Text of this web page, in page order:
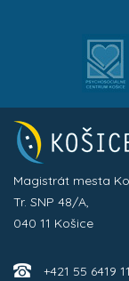
Magistrát mesta
Tr. SNP 48/A,
040 11 Košice
+421 55 6419